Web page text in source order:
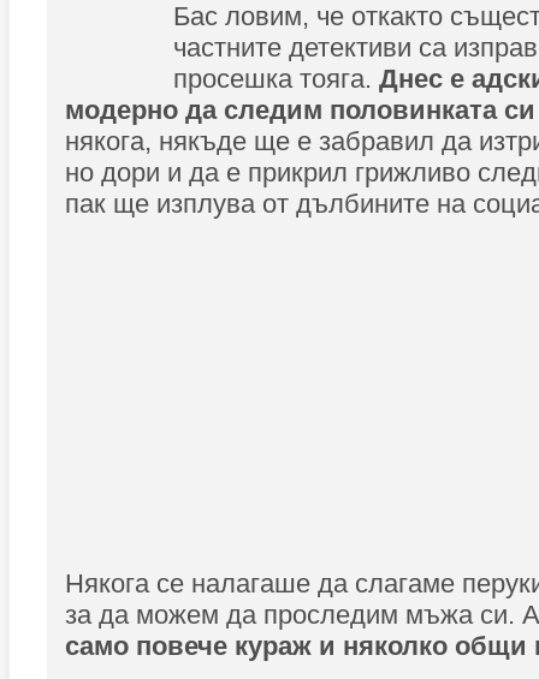
Бас ловим, че откакто
частните детективи са
просешка тояга. Днес е
модерно да следим половинката
някога, някъде ще е забравил да
но дори и да е прикрил грижливо
пак ще изплува от дълбините на
Някога се налагаше да слагаме
за да можем да проследим мъжа си. А
само повече кураж и няколко общи